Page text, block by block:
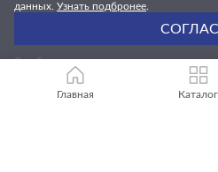
БУДЬ В КУРСЕ НОВОСТЕЙ
Cообщим вам о новостях, новых
и выгодных предложениях
данных. Узнать подбронее
Главная Каталог